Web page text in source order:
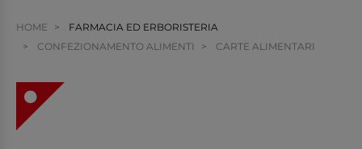
HOME
FARMACIA ED ERBORISTERIA
CONFEZIONAMENTO ALIMENTI
CARTE ALIMENTARI